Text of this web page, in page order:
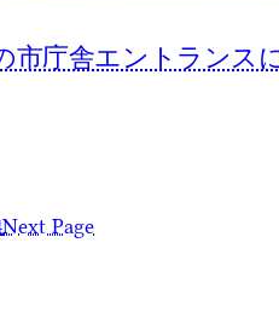
市庁舎エントランス
Next Page